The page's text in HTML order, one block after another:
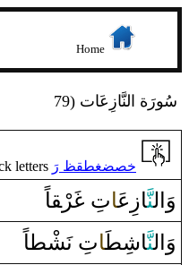
Home
79) سُورَة النَّازِعَات
letters خصضغطقظ رَ
وَ‌ال‍‍نَّ‍‍ا‌زِع‍‍َ‍اتِ غَ‍‍رْ‍ق‍‍اً
وَ‌ال‍‍نَّ‍‍اشِ‍‍طَ‍‍اتِ نَشْ‍‍ط‍‍اً